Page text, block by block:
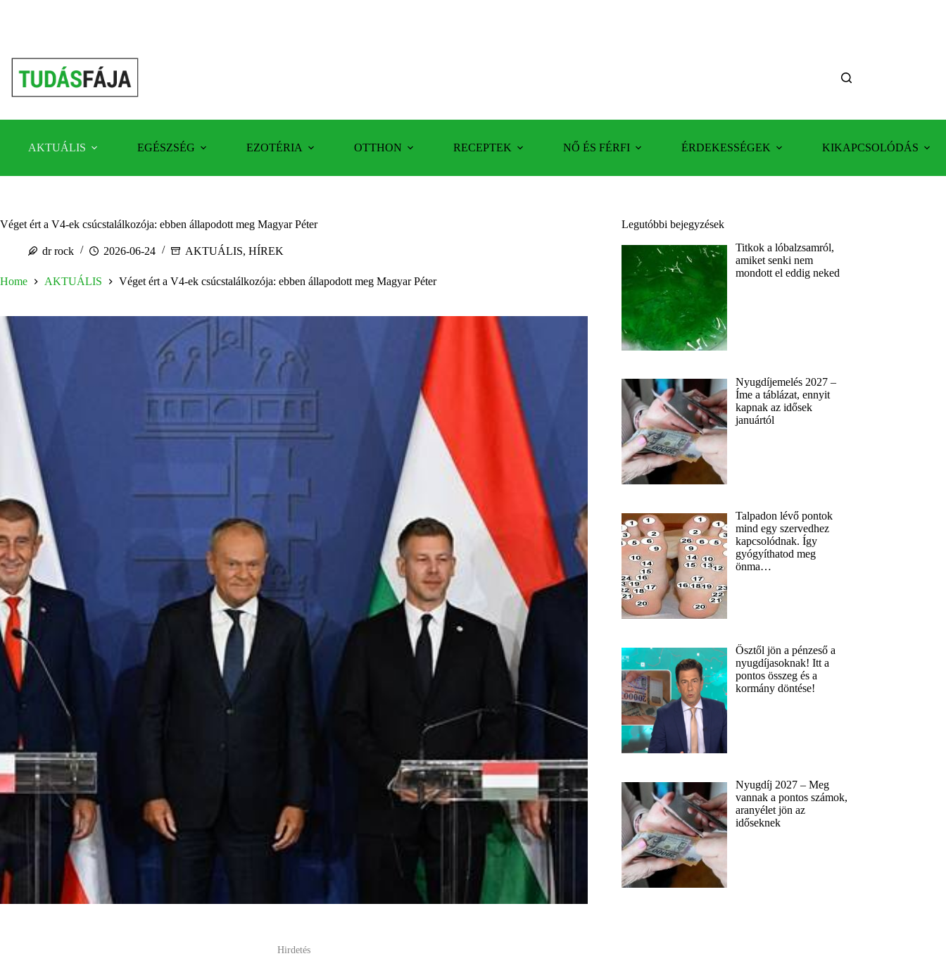
AKTUÁLIS EGÉSZSÉG EZOTÉRIA OTTHON RECEPTEK NŐ ÉS FÉRFI ÉRDEKESSÉGEK KIKAPCSOLÓDÁS
Véget ért a V4-ek csúcstalálkozója: ebben állapodott meg Magyar Péter
dr rock 2026-06-24 AKTUÁLIS, HÍREK
Home AKTUÁLIS Véget ért a V4-ek csúcstalálkozója: ebben állapodott meg Magyar Péter
Hirdetés
Legutóbbi bejegyzések
Titkok a lóbalzsamról,
amiket senki nem
mondott el eddig neked
Nyugdíjemelés 2027 –
Íme a táblázat, ennyit
kapnak az idősek
januártól
Talpadon lévő pontok
mind egy szervedhez
kapcsolódnak. Így
gyógyíthatod meg
önma…
Ősztől jön a pénzeső a
nyugdíjasoknak! Itt a
pontos összeg és a
kormány döntése!
Nyugdíj 2027 – Meg
vannak a pontos számok,
aranyélet jön az
időseknek